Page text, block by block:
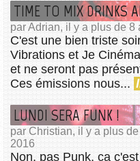
TIME TO MIX DRINKS
par Adrian, il y a plus de 8
C'est une bien triste
Vibrations et Je
et ne seront pas
Ces émissions nous...
LUNDI SERA FUNK !
par Christian, il y a plus
2016
Non, pas Punk, ça